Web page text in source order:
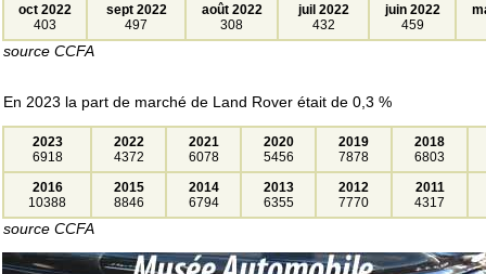
oct 2022
403
sept 2022
497
août 2022
308
juil 2022
432
juin 2022
459
source CCFA
En 2023 la part de marché de Land Rover était de 0,3 %
2023
6918
2022
4372
2021
6078
2020
5456
2019
7878
2018
6803
2016
10388
2015
8846
2014
6794
2013
6355
2012
7770
2011
4317
source CCFA